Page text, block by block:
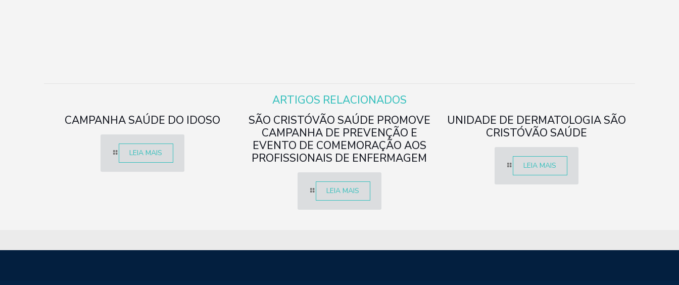
ARTIGOS RELACIONADOS
CAMPANHA SAÚDE DO IDOSO
LEIA MAIS
SÃO CRISTÓVÃO SAÚDE PROMOVE
CAMPANHA DE PREVENÇÃO E
EVENTO DE COMEMORAÇÃO AOS
PROFISSIONAIS DE ENFERMAGEM
LEIA MAIS
UNIDADE DE DERMATOLOGIA SÃO
CRISTÓVÃO SAÚDE
LEIA MAIS